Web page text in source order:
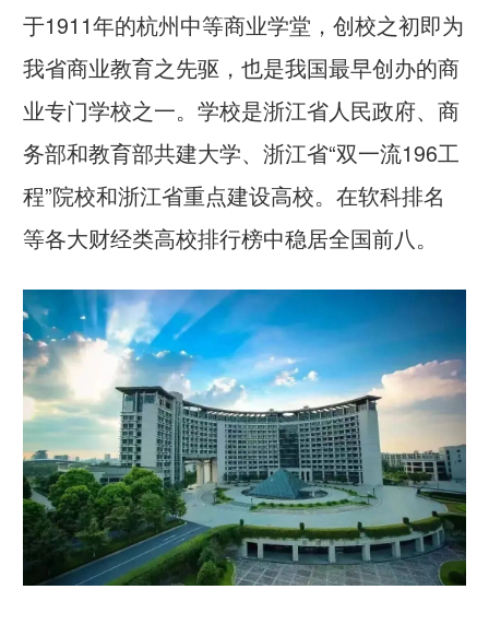
于1911年的杭州中等商业学堂，创校之初即为
我省商业教育之先驱，也是我国最早创办的商
业专门学校之一。学校是浙江省人民政府、商
务部和教育部共建大学、 浙江省“双一流196工
程”院校和浙江省重点建设高校。在软科排名
等各大财经类高校排行榜中稳居全国前八。